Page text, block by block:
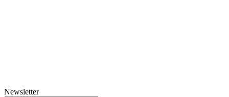
Newsletter